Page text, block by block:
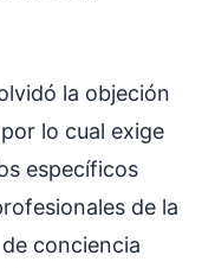
la objeción
lo cual exige
específicos
de la
conciencia